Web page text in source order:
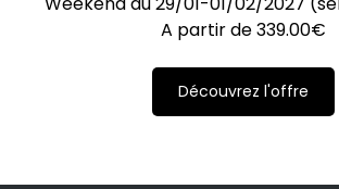
A partir de339.00€
Découvrez l'offre